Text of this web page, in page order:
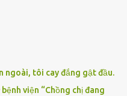
ngoài, tôi cay đắng gật đầu.
viện “Chồng chị đang